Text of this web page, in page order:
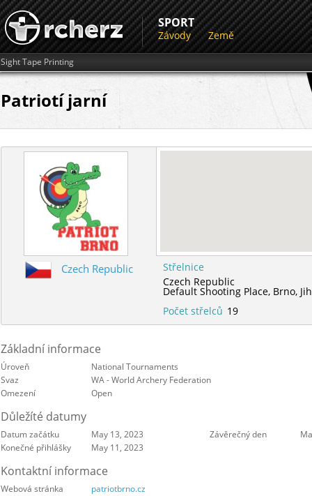
SPORT
Závody Země
Sight Tape Printing
Patriotí jarní
Czech Republic
Střelnice
Czech Republic
Default Shooting Place, Brno,
Počet střelců 19
Základní informace
Úroveň
National Tournaments
Svaz
WA - World Archery Federation
Omezení
Open
Důležíté datumy
Datum začátku May 13, 2023 Závěrečný den
Konečné přihlášky
May 11, 2023
Kontaktní informace
Webová stránka patriotbrno.cz